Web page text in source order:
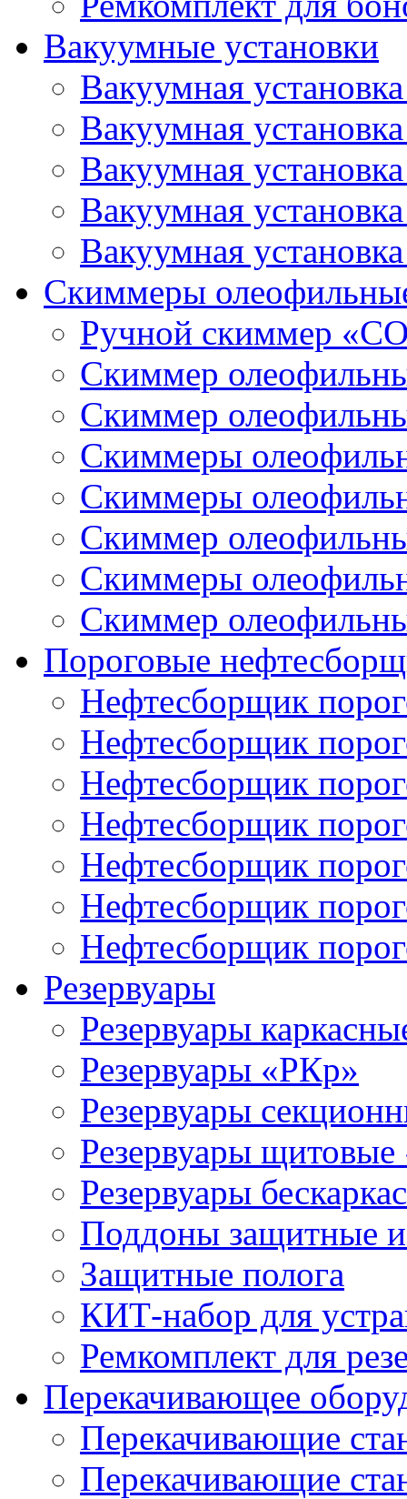
Вакуумные установки
Вакуумная
Вакуумная
Вакуумная
Вакуумная
Вакуумная
Скиммеры
Ручной скиммер
Скиммер
Скиммер
Скиммеры
Скиммеры
Скиммер
Скиммеры
Скиммер
Пороговые
Нефтесборщик
Нефтесборщик
Нефтесборщик
Нефтесборщик
Нефтесборщик
Нефтесборщик
Нефтесборщик
Резервуары
Резервуары
Резервуары «РКр»
Резервуары
Резервуары
Резервуары
Поддоны защитные
Защитные полога
КИТ-набор для
Ремкомплект для
Перекачивающее
Перекачивающие
Перекачивающие